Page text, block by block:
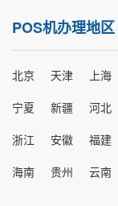
POS机办理地区
北京 天津 上海
宁夏
新疆 河北
浙江
安徽 福建
海南
贵州 云南